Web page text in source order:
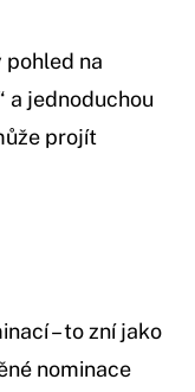
na
a jednoduchou
projít
– to zní jako
nominace